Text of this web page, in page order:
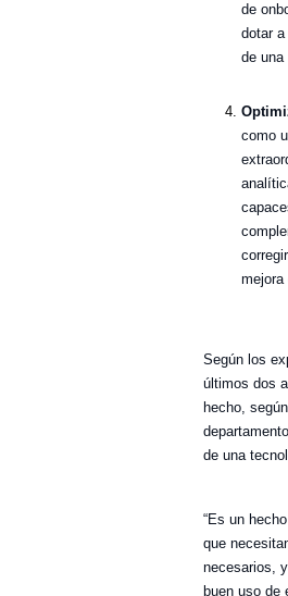
de
dotar
de una
como
mejora
Según los
últimos dos
hecho,
de una
“Es un
que
necesarios,
buen uso de